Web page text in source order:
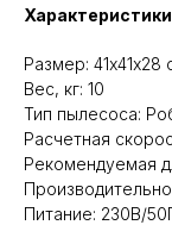
Размер: 41х41х28
Вес, кг: 10
Тип пылесоса:
Расчетная
Рекомендуемая
Питание: 230В/